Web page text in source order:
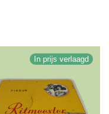
In prijs verlaagd